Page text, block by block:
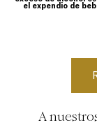
el expendio de
A